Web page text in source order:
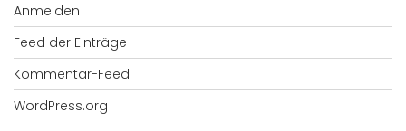
Anmelden
Feed der Einträge
Kommentar-Feed
WordPress.org